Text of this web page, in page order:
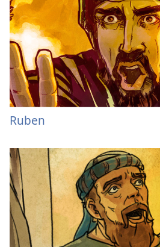
Ruben